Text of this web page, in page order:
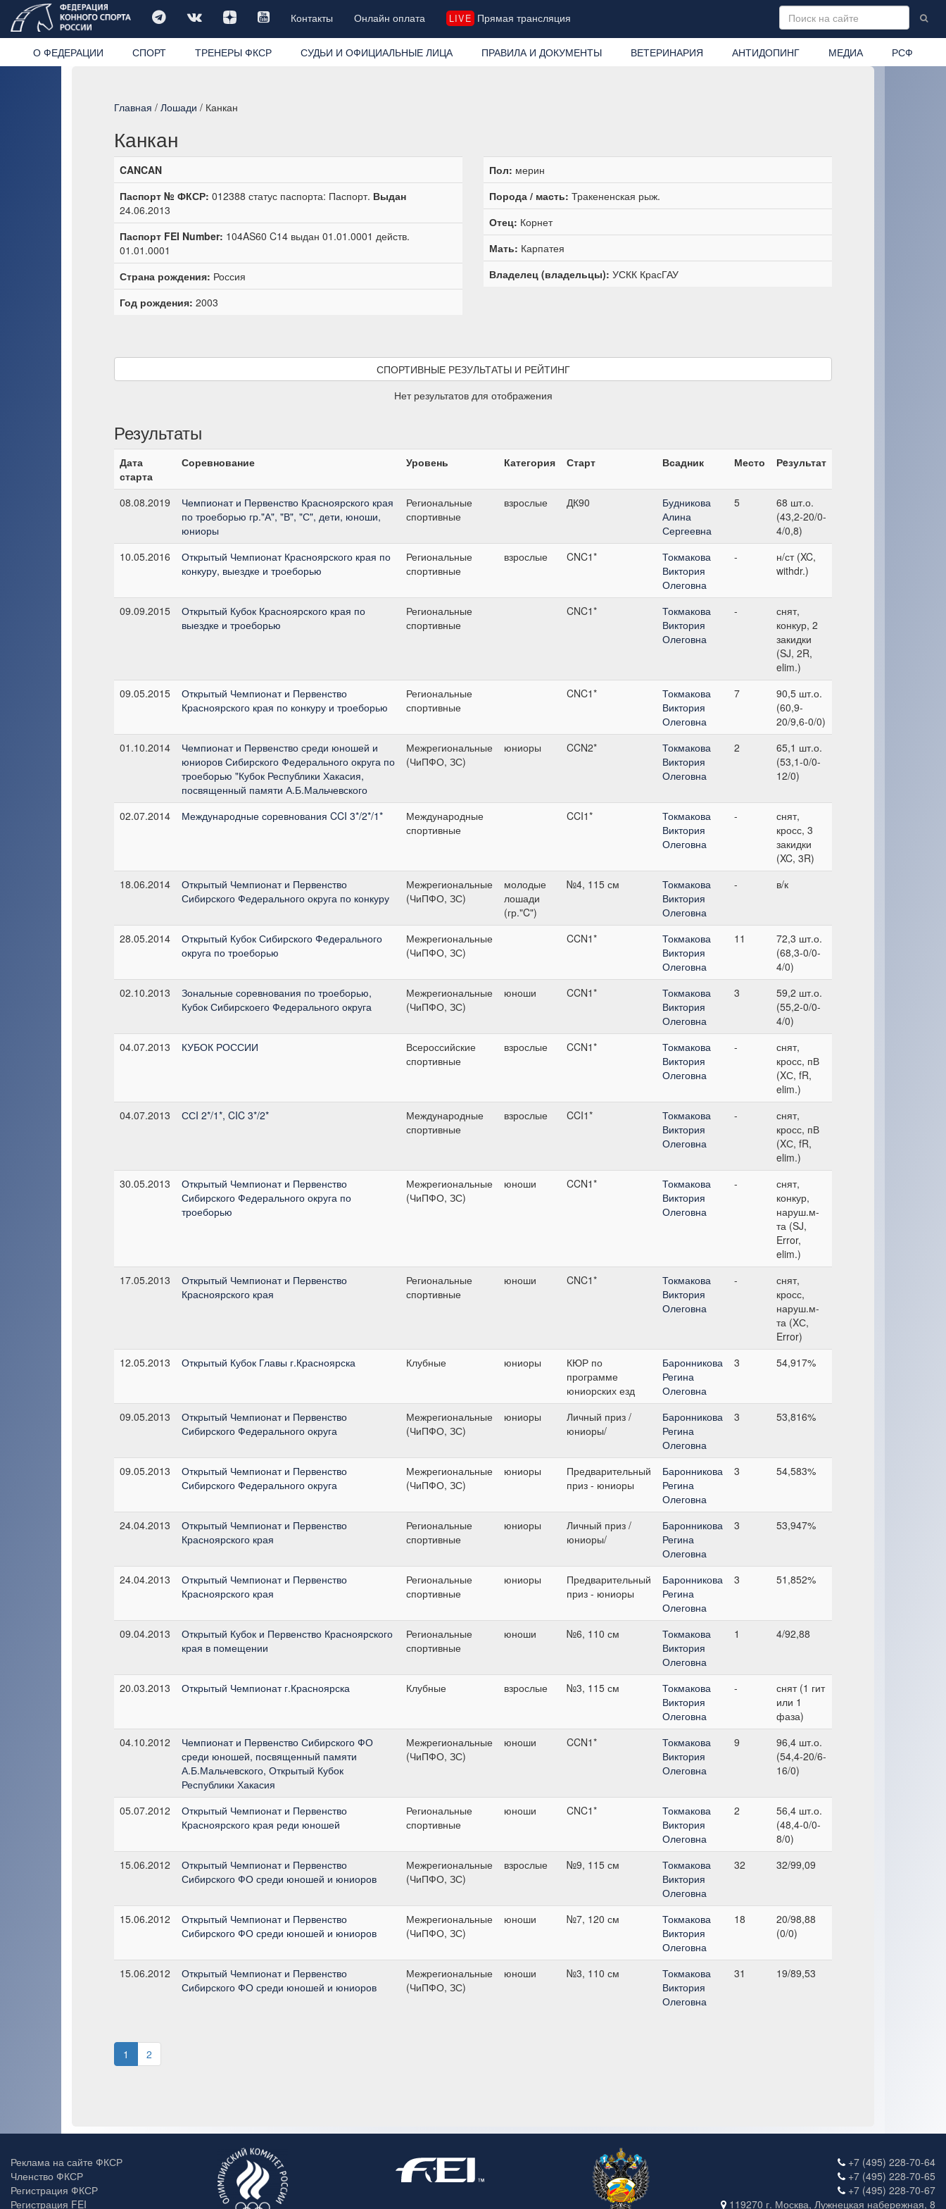
Контакты Онлайн оплата LIVE Прямая трансляция
О ФЕДЕРАЦИИ СПОРТ ТРЕНЕРЫ ФКСР СУДЬИ И ОФИЦИАЛЬНЫЕ ЛИЦА ПРАВИЛА И ДОКУМЕНТЫ ВЕТЕРИНАРИЯ АНТИДОПИНГ МЕДИА РСФ
Главная / Лошади / Канкан
Канкан
CANCAN
Паспорт № ФКСР: 012388 статус паспорта: Паспорт. Выдан
24.06.2013
Паспорт FEI Number: 104AS60 C14 выдан 01.01.0001 действ.
01.01.0001
Страна рождения: Россия
Год рождения: 2003
Пол: мерин
Порода / масть: Тракененская рыж.
Отец: Корнет
Мать: Карпатея
Владелец (владельцы): УСКК КрасГАУ
СПОРТИВНЫЕ РЕЗУЛЬТАТЫ И РЕЙТИНГ
Нет результатов для отображения
Результаты
Дата
старта
Соревнование Уровень Категория Старт Всадник Место Рeзультат
08.08.2019
Чемпионат и Первенство Красноярского края
по троеборью гр."А", "В", "С", дети, юноши,
юниоры
Региональные
спортивные
взрослые ДК90
Будникова
Алина
Сергеевна
5
68 шт.о.
(43,2-20/0-
4/0,8)
10.05.2016
Открытый Чемпионат Красноярского края по
конкуру, выездке и троеборью
Региональные
спортивные
взрослые CNC1*
Токмакова
Виктория
Олеговна
-
н/ст (XC,
withdr.)
09.09.2015
Открытый Кубок Красноярского края по
выездке и троеборью
Региональные
спортивные
CNC1*
Токмакова
Виктория
Олеговна
-
снят,
конкур, 2
закидки
(SJ, 2R,
elim.)
09.05.2015
Открытый Чемпионат и Первенство
Красноярского края по конкуру и троеборью
Региональные
спортивные
CNC1*
Токмакова
Виктория
Олеговна
7
90,5 шт.о.
(60,9-
20/9,6-0/0)
01.10.2014
Чемпионат и Первенство среди юношей и
юниоров Сибирского Федерального округа по
троеборью "Кубок Республики Хакасия,
посвященный памяти А.Б.Мальчевского
Межрегиональные
(ЧиПФО, ЗС)
юниоры CCN2*
Токмакова
Виктория
Олеговна
2
65,1 шт.о.
(53,1-0/0-
12/0)
02.07.2014 Международные соревнования CCI 3*/2*/1*
Международные
спортивные
CCI1*
Токмакова
Виктория
Олеговна
-
снят,
кросс, 3
закидки
(XC, 3R)
18.06.2014
Открытый Чемпионат и Первенство
Сибирского Федерального округа по конкуру
Межрегиональные
(ЧиПФО, ЗС)
молодые
лошади
(гр."C")
№4, 115 см
Токмакова
Виктория
Олеговна
- в/к
28.05.2014
Открытый Кубок Сибирского Федерального
округа по троеборью
Межрегиональные
(ЧиПФО, ЗС)
CCN1*
Токмакова
Виктория
Олеговна
11
72,3 шт.о.
(68,3-0/0-
4/0)
02.10.2013
Зональные соревнования по троеборью,
Кубок Сибирскоего Федерального округа
Межрегиональные
(ЧиПФО, ЗС)
юноши CCN1*
Токмакова
Виктория
Олеговна
3
59,2 шт.о.
(55,2-0/0-
4/0)
04.07.2013
КУБОК РОССИИ
Всероссийские
спортивные
взрослые CCN1*
Токмакова
Виктория
Олеговна
-
снят,
кросс, пВ
(XС, fR,
elim.)
04.07.2013
ССI 2*/1*, CIC 3*/2*
Международные
спортивные
взрослые CCI1*
Токмакова
Виктория
Олеговна
-
снят,
кросс, пВ
(XС, fR,
elim.)
30.05.2013
Открытый Чемпионат и Первенство
Сибирского Федерального округа по
троеборью
Межрегиональные
(ЧиПФО, ЗС)
юноши CCN1*
Токмакова
Виктория
Олеговна
-
снят,
конкур,
наруш.м-
та (SJ,
Error,
elim.)
17.05.2013
Открытый Чемпионат и Первенство
Красноярского края
Региональные
спортивные
юноши CNC1*
Токмакова
Виктория
Олеговна
-
снят,
кросс,
наруш.м-
та (XС,
Error)
12.05.2013
Открытый Кубок Главы г.Красноярска Клубные юниоры
КЮР по
программе
юниорских езд
Баронникова
Регина
Олеговна
3 54,917%
09.05.2013
Открытый Чемпионат и Первенство
Сибирского Федерального округа
Межрегиональные
(ЧиПФО, ЗС)
юниоры
Личный приз /
юниоры/
Баронникова
Регина
Олеговна
3 53,816%
09.05.2013
Открытый Чемпионат и Первенство
Сибирского Федерального округа
Межрегиональные
(ЧиПФО, ЗС)
юниоры
Предварительный
приз - юниоры
Баронникова
Регина
Олеговна
3 54,583%
24.04.2013
Открытый Чемпионат и Первенство
Красноярского края
Региональные
спортивные
юниоры
Личный приз /
юниоры/
Баронникова
Регина
Олеговна
3 53,947%
24.04.2013
Открытый Чемпионат и Первенство
Красноярского края
Региональные
спортивные
юниоры
Предварительный
приз - юниоры
Баронникова
Регина
Олеговна
3 51,852%
09.04.2013
Открытый Кубок и Первенство Красноярского
края в помещении
Региональные
спортивные
юноши №6, 110 см
Токмакова
Виктория
Олеговна
1 4/92,88
20.03.2013 Открытый Чемпионат г.Красноярска Клубные взрослые №3, 115 см
Токмакова
Виктория
Олеговна
-
снят (1 гит
или 1
фаза)
04.10.2012
Чемпионат и Первенство Сибирского ФО
среди юношей, посвященный памяти
А.Б.Мальчевского, Открытый Кубок
Республики Хакасия
Межрегиональные
(ЧиПФО, ЗС)
юноши CCN1*
Токмакова
Виктория
Олеговна
9
96,4 шт.о.
(54,4-20/6-
16/0)
05.07.2012
Открытый Чемпионат и Первенство
Красноярского края реди юношей
Региональные
спортивные
юноши CNC1*
Токмакова
Виктория
Олеговна
2
56,4 шт.о.
(48,4-0/0-
8/0)
15.06.2012
Открытый Чемпионат и Первенство
Сибирского ФО среди юношей и юниоров
Межрегиональные
(ЧиПФО, ЗС)
взрослые №9, 115 см
Токмакова
Виктория
Олеговна
32 32/99,09
15.06.2012
Открытый Чемпионат и Первенство
Сибирского ФО среди юношей и юниоров
Межрегиональные
(ЧиПФО, ЗС)
юноши №7, 120 см
Токмакова
Виктория
Олеговна
18
20/98,88
(0/0)
15.06.2012
Открытый Чемпионат и Первенство
Сибирского ФО среди юношей и юниоров
Межрегиональные
(ЧиПФО, ЗС)
юноши №3, 110 см
Токмакова
Виктория
Олеговна
31 19/89,53
1 2
Реклама на сайте ФКСР
Членство ФКСР
Регистрация ФКСР
Регистрация FEI
+7 (495) 228-70-64
+7 (495) 228-70-65
+7 (495) 228-70-67
119270 г. Москва, Лужнецкая набережная, 8